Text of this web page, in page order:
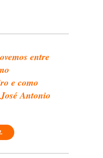
entre
e como
Antonio